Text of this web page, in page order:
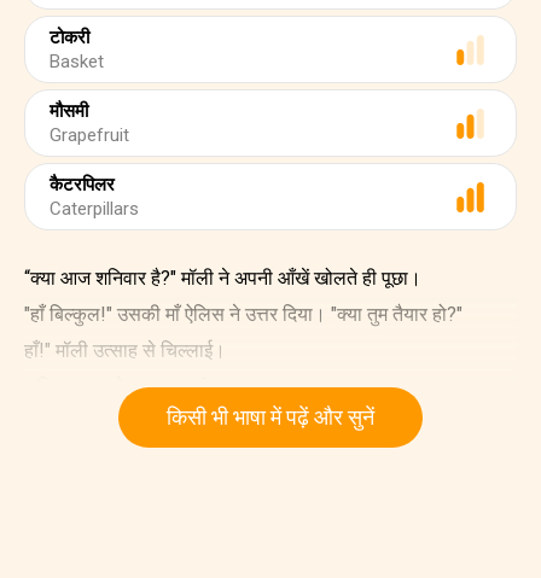
टोकरी
Basket
मौसमी
Grapefruit
कैटरपिलर
Caterpillars
“क्या आज शनिवार है?" मॉली ने अपनी आँखें खोलते ही पूछा।
"हाँ बिल्कुल!" उसकी माँ ऐलिस ने उत्तर दिया। "क्या तुम तैयार हो?"
हाँ!" मॉली उत्साह से चिल्लाई।
जूलियन बरामदे पर उनका इंतज़ार कर रहा था।
"जल्दी करो! ऑलिवर ने अभी मुझे मैसेज भेजा है - वे रास्ते में हैं!" वह
किसी भी भाषा में पढ़ें और सुनें